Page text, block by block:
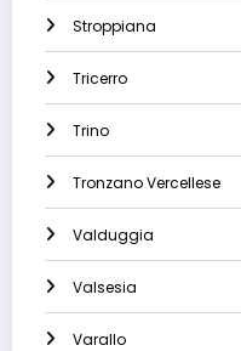
Stroppiana
Tricerro
Trino
Tronzano Vercellese
Valduggia
Valsesia
Varallo